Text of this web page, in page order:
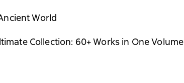
World
Collection: 60+ Works in One Volume